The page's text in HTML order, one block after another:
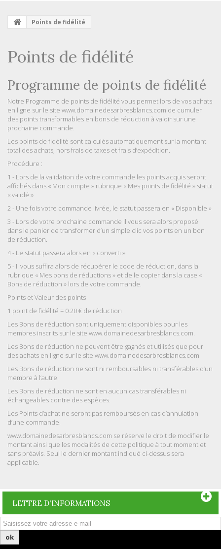
Points de fidélité
Points de fidélité
Programme de points de fidélité
Notre Programme de points de fidélité vous permet lors de vos achats
en ligne sur le site www.domainedesarbresblancs.com de cumuler
des points transformables en bons de réduction à valoir sur une
prochaine commande.
Les points de fidélité sont calculés automatiquement sur la montant
total des achats, hors frais de taxes et frais d’expédition.
Procédure :
1 - Lors de la validation de votre commande les points acquis seront
affichés dans « Mon compte » rubrique « Mes points de fidélité » statut
« validé »
2 - Une fois votre commande livrée, le statut passera en « Disponible »
3 - Lors de votre prochaine commande il vous sera alors proposé
dans le panier de transformer d’un simple clic vos points en un bon
de réduction.
4 - Le statut passera alors en « converti »
5 - Il vous suffira alors de récupérer le code de réduction, dans la
rubrique « Mes bons de réductions » et de le copier dans la case «
Bons de réduction » lors de votre commande.
Points et Valeur des points
1 point de fidélité = 0.20 € de réduction
Les Bons de réduction sont uniquement disponibles pour les
membres inscrits sur le site www.domainedesarbresblancs.com.
Les Bons de réduction ne peuvent être gagnés et utilisés que pour
des achats en ligne sur le site www.domainedesarbresblancs.com
Les Bons de réduction ne sont ni remboursables ni transférables d’un
membre à l’autre.
Les Bons de réduction ne sont en aucun cas transférables ni
échangeables contre des espèces.
Les Points d’achat ne seront pas remboursés en cas d’annulation
d’une commande.
www.domainedesarbresblancs.com se réserve le droit de modifier le
montant ainsi que les modalités de cette politique à tout moment et
sans préavis. Seul le dernier montant indiqué ci-dessus sera
applicable.
LETTRE D'INFORMATIONS
ok